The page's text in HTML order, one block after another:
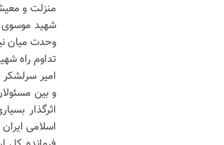
منزلت و
شهید موسوی
وحدت میان
تداوم راه
امیر
و بین
اثرگذار
اسلامی